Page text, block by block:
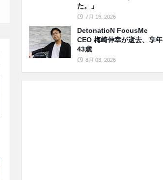
た。」
7月 16, 2026
DetonatioN FocusMe
CEO 梅崎伸幸が逝去、享年
43歳
8月 03, 2026